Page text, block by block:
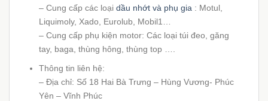
– Cung cấp các loại dầu nhớt và phụ gia: Motul,
Liquimoly, Xado, Eurolub, Mobil1…
– Cung cấp phụ kiện motor: Các loại túi đeo, găng
tay, baga, thùng hông, thùng top ….
Thông tin liên hệ:
– Địa chỉ: Số 18 Hai Bà Trưng – Hùng Vương- Phúc
Yên – Vĩnh Phúc